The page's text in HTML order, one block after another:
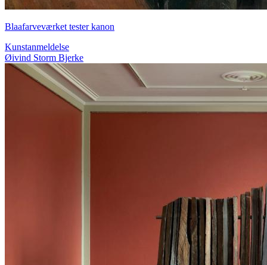
Blaafarveværket tester kanon
Kunstanmeldelse
Øivind Storm Bjerke